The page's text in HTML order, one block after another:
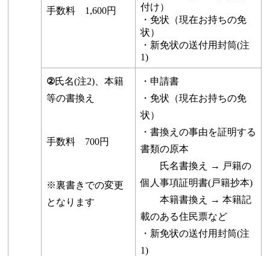
手数料 1,600円
付け）
・免状（現在お持ちの免
状）
・新免状の送付用封筒(注
1)
②氏名(注2)、本籍
等の書換え
手数料 700円
※裏書きでの変更
となります
・申請書
・免状（現在お持ちの免
状）
・書換えの事由を証明する
書類の原本
氏名書換え → 戸籍の
個人事項証明書(戸籍抄本)
本籍書換え → 本籍記
載のある住民票など
・新免状の送付用封筒(注
1)